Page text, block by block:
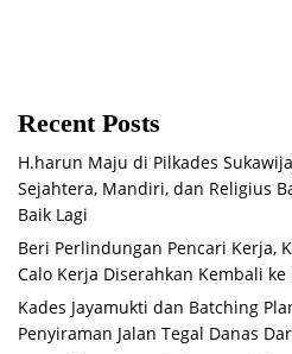
Recent Posts
H.harun Maju di Pilkades
Sejahtera, Mandiri, dan Religius
Baik Lagi
Beri Perlindungan Pencari Kerja,
Calo Kerja Diserahkan Kembali ke
Kades Jayamukti dan Batching
Penyiraman Jalan Tegal Danas